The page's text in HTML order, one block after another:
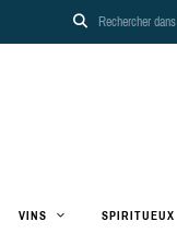
VINS SPIRITUEUX